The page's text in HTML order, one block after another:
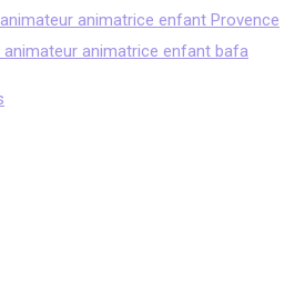
animateur animatrice enfant Provence
animateur animatrice enfant bafa